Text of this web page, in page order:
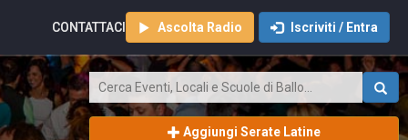
CONTATTACI Ascolta Radio Iscriviti / Entra
Aggiungi Serate Latine